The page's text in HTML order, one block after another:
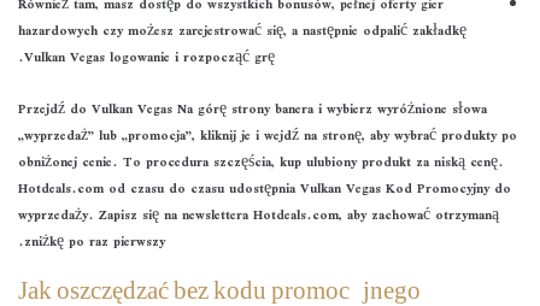
hazardowych czy możesz zarejestrować się, a następnie odpalić zakładkę
Vulkan Vegas logowanie i rozpocząć grę.
Przejdź do Vulkan Vegas Na górę strony banera i wybierz wyróżnione słowa
„wyprzedaż” lub „promocja”, kliknij je i wejdź na stronę, aby wybrać produkty po
obniżonej cenie. To procedura szczęścia, kup ulubiony produkt za niską cenę.
Hotdeals.com od czasu do czasu udostępnia Vulkan Vegas Kod Promocyjny do
wyprzedaży. Zapisz się na newslettera Hotdeals.com, aby zachować otrzymaną
zniżkę po raz pierwszy.
Jak oszczędzać bez kodu promocyjnego